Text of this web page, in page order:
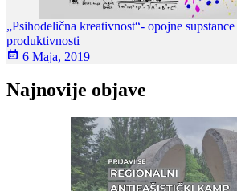
„Psihodelična kreativnost“- opojne
produktivnosti
6 Maja, 2019
Najnovije objave